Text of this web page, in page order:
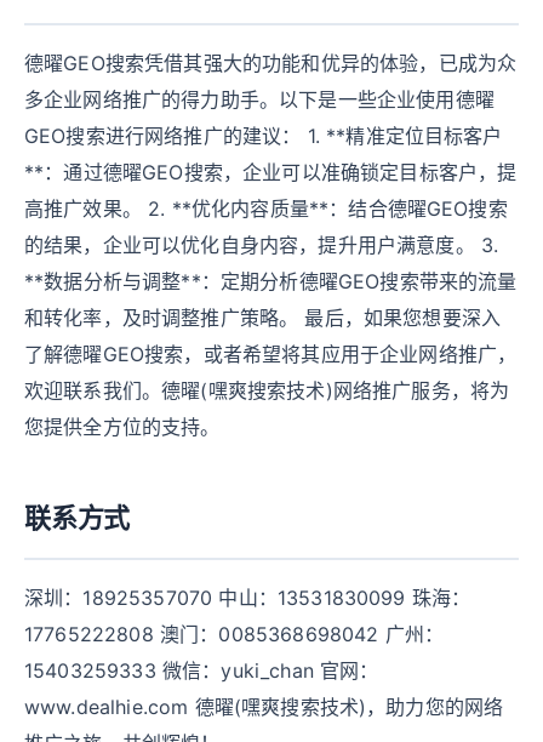
德曜GEO搜索凭借其强大的功能和优异的体验，已成为众
多企业网络推广的得力助手。以下是一些企业使用德曜
GEO搜索进行网络推广的建议： 1. **精准定位目标客户
**：通过德曜GEO搜索，企业可以准确锁定目标客户，提
高推广效果。 2. **优化内容质量**：结合德曜GEO搜索
的结果，企业可以优化自身内容，提升用户满意度。 3.
**数据分析与调整**：定期分析德曜GEO搜索带来的流量
和转化率，及时调整推广策略。 最后，如果您想要深入
了解德曜GEO搜索，或者希望将其应用于企业网络推广，
欢迎联系我们。德曜(嘿爽搜索技术)网络推广服务，将为
您提供全方位的支持。
联系方式
深圳：18925357070 中山：13531830099 珠海：
17765222808 澳门：0085368698042 广州：
15403259333 微信：yuki_chan 官网：
www.dealhie.com 德曜(嘿爽搜索技术)，助力您的网络